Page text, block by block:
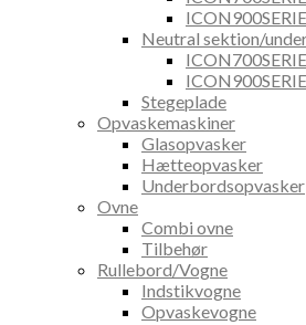
ICON900SERIE
Neutral sektion/
ICON700SERIE
ICON900SERIE
Stegeplade
Opvaskemaskiner
Glasopvasker
Hætteopvasker
Underbordsopvasker
Ovne
Combi ovne
Tilbehør
Rullebord/Vogne
Indstikvogne
Opvaskevogne